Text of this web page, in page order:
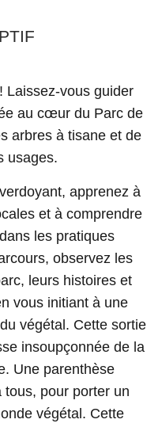
Laissez-vous guider
au cœur du Parc de
arbres à tisane et de
usages.
apprenez à
et à comprendre
les pratiques
observez les
leurs histoires et
vous initiant à une
végétal. Cette sortie
insoupçonnée de la
Une parenthèse
pour porter un
végétal. Cette